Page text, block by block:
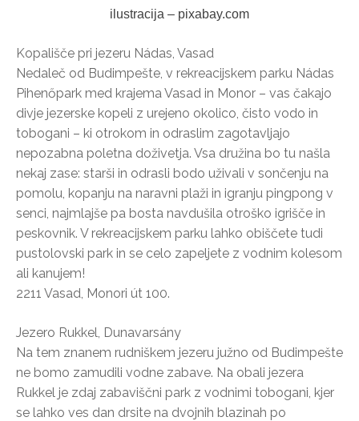
ilustracija – pixabay.com
Kopališče pri jezeru Nádas, Vasad
Nedaleč od Budimpešte, v rekreacijskem parku Nádas
Pihenőpark med krajema Vasad in Monor – vas čakajo
divje jezerske kopeli z urejeno okolico, čisto vodo in
tobogani – ki otrokom in odraslim zagotavljajo
nepozabna poletna doživetja. Vsa družina bo tu našla
nekaj zase: starši in odrasli bodo uživali v sončenju na
pomolu, kopanju na naravni plaži in igranju pingpong v
senci, najmlajše pa bosta navdušila otroško igrišče in
peskovnik. V rekreacijskem parku lahko obiščete tudi
pustolovski park in se celo zapeljete z vodnim kolesom
ali kanujem!
2211 Vasad, Monori út 100.
Jezero Rukkel, Dunavarsány
Na tem znanem rudniškem jezeru južno od Budimpešte
ne bomo zamudili vodne zabave. Na obali jezera
Rukkel je zdaj zabaviščni park z vodnimi tobogani, kjer
se lahko ves dan drsite na dvojnih blazinah po